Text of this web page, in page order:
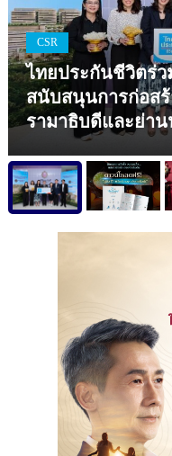
CSR
ไทยประกันชีวิตร่ว
สนับสนุนการก่อสร้
รามาธิบดีและย่า